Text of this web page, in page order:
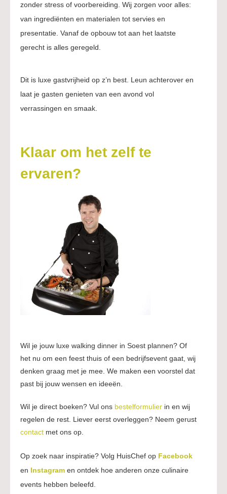
zonder stress of voorbereiding. Wij zorgen voor alles:
van ingrediënten en materialen tot servies en
presentatie. Vanaf de opbouw tot aan het laatste
gerecht is alles geregeld.
Dit is luxe gastvrijheid op z’n best. Leun achterover en
laat je gasten genieten van een avond vol
verrassingen en smaak.
Klaar om het zelf te
ervaren?
Wil je jouw luxe walking dinner in Soest plannen? Of
het nu om een feest thuis of een bedrijfsevent gaat, wij
denken graag met je mee. We maken een voorstel dat
past bij jouw wensen en ideeën.
Wil je direct boeken? Vul ons bestelformulier in en wij
regelen de rest. Liever eerst overleggen? Neem gerust
contact met ons op.
Op zoek naar inspiratie? Volg HuisChef op Facebook
en Instagram en ontdek hoe anderen onze culinaire
events hebben beleefd.